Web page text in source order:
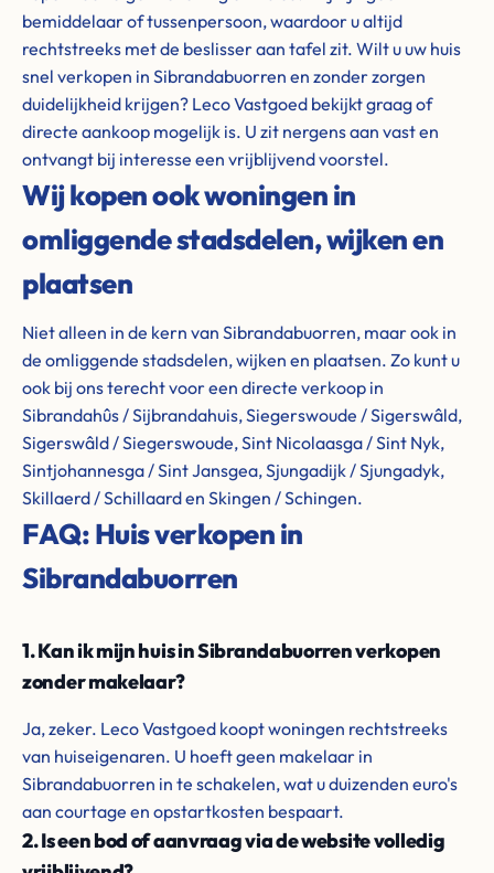
bemiddelaar of tussenpersoon, waardoor u altijd
rechtstreeks met de beslisser aan tafel zit. Wilt u uw huis
snel verkopen in Sibrandabuorren en zonder zorgen
duidelijkheid krijgen? Leco Vastgoed bekijkt graag of
directe aankoop mogelijk is. U zit nergens aan vast en
ontvangt bij interesse een vrijblijvend voorstel.
Wij kopen ook woningen in
omliggende stadsdelen, wijken en
plaatsen
Niet alleen in de kern van Sibrandabuorren, maar ook in
de omliggende stadsdelen, wijken en plaatsen. Zo kunt u
ook bij ons terecht voor een directe verkoop in
Sibrandahûs / Sijbrandahuis, Siegerswoude / Sigerswâld,
Sigerswâld / Siegerswoude, Sint Nicolaasga / Sint Nyk,
Sintjohannesga / Sint Jansgea, Sjungadijk / Sjungadyk,
Skillaerd / Schillaard en Skingen / Schingen.
FAQ: Huis verkopen in
Sibrandabuorren
1. Kan ik mijn huis in Sibrandabuorren verkopen
zonder makelaar?
Ja, zeker. Leco Vastgoed koopt woningen rechtstreeks
van huiseigenaren. U hoeft geen makelaar in
Sibrandabuorren in te schakelen, wat u duizenden euro's
aan courtage en opstartkosten bespaart.
2. Is een bod of aanvraag via de website volledig